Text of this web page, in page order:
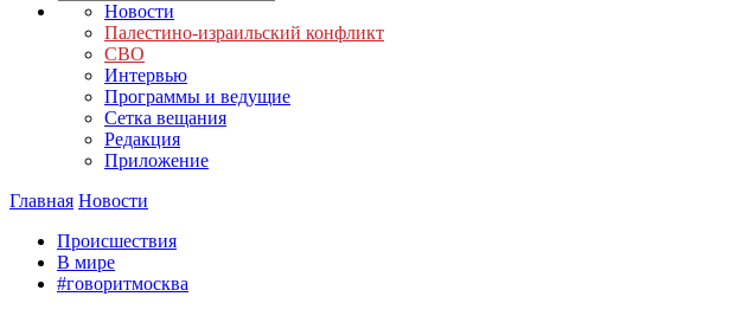
Новости
Палестино-израильский конфликт
СВО
Интервью
Программы и ведущие
Сетка вещания
Редакция
Приложение
Главная Новости
Происшествия
В мире
#говоритмосква